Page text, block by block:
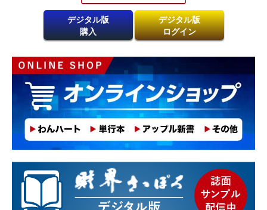
デジタル版
購入
デジタル版
ログイン